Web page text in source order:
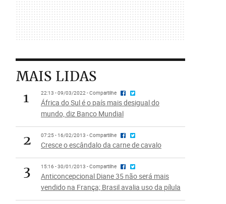
MAIS LIDAS
1
22:13 - 09/03/2022 - Compartilhe
África do Sul é o país mais desigual do
mundo, diz Banco Mundial
2 07:25 - 16/02/2013 - Compartilhe
Cresce o escândalo da carne de cavalo
3 15:16 - 30/01/2013 - Compartilhe
Anticoncepcional Diane 35 não será mais
vendido na França; Brasil avalia uso da pílula